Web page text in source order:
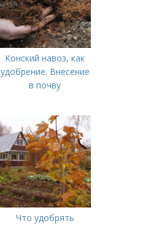
Конский навоз, как
удобрение. Внесение
в почву
Что удобрять